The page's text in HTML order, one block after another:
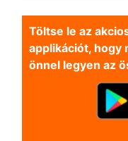
Töltse le az
applikációt, hogy
önnel legyen az